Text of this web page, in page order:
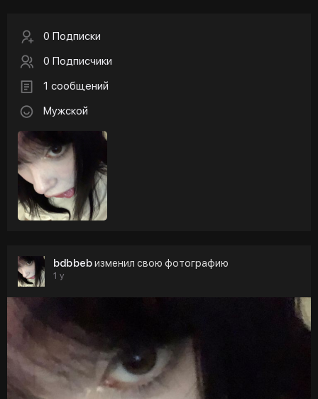
0 Подписки
0 Подписчики
1 сообщений
Мужской
bdbbebизменил свою фотографию
1 y